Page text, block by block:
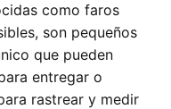
como faros
son pequeños
que pueden
entregar o
rastrear y medir